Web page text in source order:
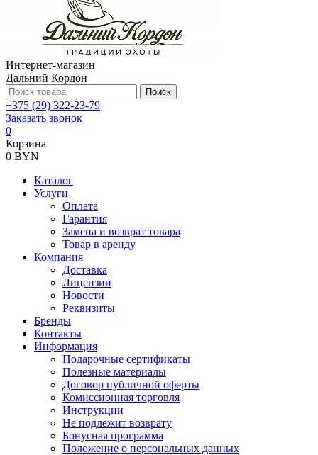
Интернет-магазин
Дальний Кордон
Поиск
+375 (29) 322-23-79
Заказать звонок
0
Корзина
0 BYN
Каталог
Услуги
Оплата
Гарантия
Замена и возврат товара
Товар в аренду
Компания
Доставка
Лицензии
Новости
Реквизиты
Бренды
Контакты
Информация
Подарочные сертификаты
Полезные материалы
Договор публичной оферты
Комиссионная торговля
Инструкции
Не подлежит возврату
Бонусная программа
Положение о персональных данных